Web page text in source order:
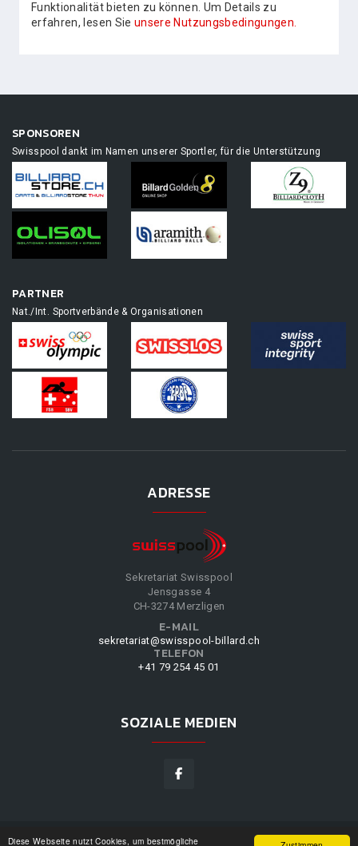
Diese Webseite nutzt Cookies, um bestmögliche
Funktionalität bieten zu können. Um Details zu
erfahren, lesen Sie unsere Nutzungsbedingungen.
SPONSOREN
Swisspool dankt im Namen unserer Sportler, für die Unterstützung
PARTNER
Nat./Int. Sportverbände & Organisationen
ADRESSE
Sekretariat Swisspool
Jensgasse 4
CH-3274 Merzligen
E-MAIL
sekretariat@swisspool-billard.ch
TELEFON
+41 79 254 45 01
SOZIALE MEDIEN